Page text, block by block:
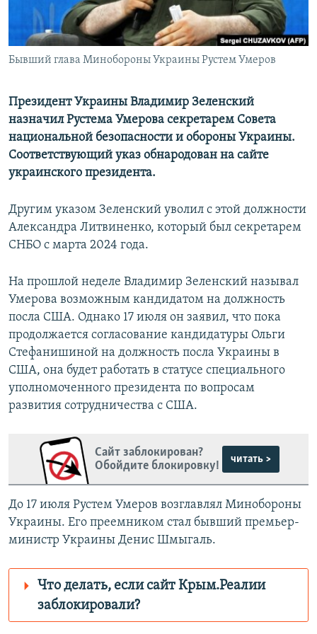
ПОБЕДИТЕЛЕЙ НЕ СУДЯТ?
КРЫМ.НЕПОКОРЕННЫЙ
ELIFBE
ПРИСОЕДИНЯЙТЕСЬ!
Все сайты RFE/RL
Бывший глава Минобороны Украины Рустем Умеров
Президент Украины Владимир Зеленский
назначил Рустема Умерова секретарем Совета
национальной безопасности и обороны Украины.
Соответствующий указ обнародован на сайте
украинского президента.
Другим указом Зеленский уволил с этой должности
Александра Литвиненко, который был секретарем
СНБО с марта 2024 года.
На прошлой неделе Владимир Зеленский называл
Умерова возможным кандидатом на должность
посла США. Однако 17 июля он заявил, что пока
продолжается согласование кандидатуры Ольги
Стефанишиной на должность посла Украины в
США, она будет работать в статусе специального
уполномоченного президента по вопросам
развития сотрудничества с США.
Сайт заблокирован?
Обойдите блокировку!
читать >
До 17 июля Рустем Умеров возглавлял Минобороны
Украины. Его преемником стал бывший премьер-
министр Украины Денис Шмыгаль.
Что делать, если сайт Крым.Реалии
заблокировали?